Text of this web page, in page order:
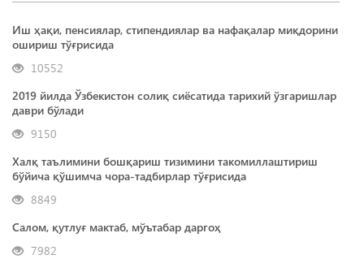
Иш ҳақи, пенсиялар, стипендиялар ва нафақалар миқдорини
ошириш тўғрисида
10552
2019 йилда Ўзбекистон солиқ сиёсатида тарихий ўзгаришлар
даври бўлади
9150
Халқ таълимини бошқариш тизимини такомиллаштириш
бўйича қўшимча чора-тадбирлар тўғрисида
8849
Салом, қутлуғ мактаб, мўътабар даргоҳ
7982